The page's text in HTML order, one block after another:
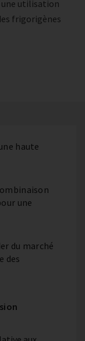
une utilisation
frigorigènes
haute
une
du marché
des